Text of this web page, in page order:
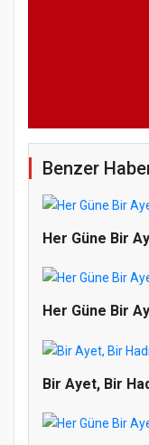
Benzer
Her Güne Bir
Her Güne Bir
Bir Ayet, Bir